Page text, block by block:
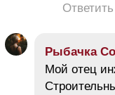
Ответить
Рыбачка
Мой отец